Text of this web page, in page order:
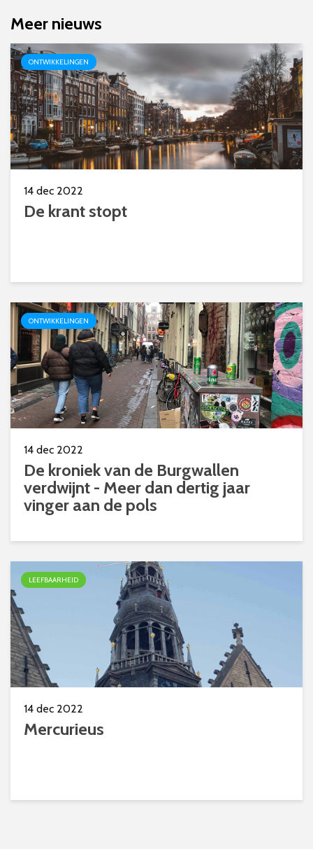
Meer nieuws
ONTWIKKELINGEN
14 dec 2022
De krant stopt
ONTWIKKELINGEN
14 dec 2022
De kroniek van de Burgwallen
verdwijnt - Meer dan dertig jaar
vinger aan de pols
LEEFBAARHEID
14 dec 2022
Mercurieus